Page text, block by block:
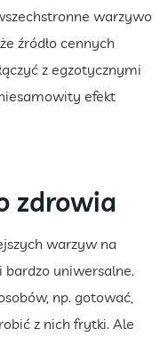
warzywo
źródło cennych
z egzotycznymi
efekt
zdrowia
warzyw na
bardzo uniwersalne.
np. gotować,
z nich frytki. Ale